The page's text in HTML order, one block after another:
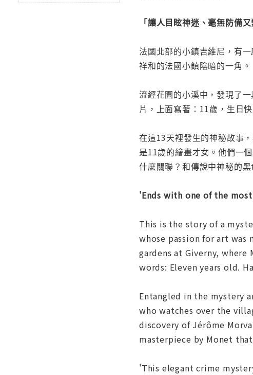
「讓人目眩神迷、毫無防備
法國北部的小鎮吉維尼，有
祥和的法國小鎮陰暗的一角。
流經花園的小溪中，發現了
片，上面寫著：11歲，生日快
在這13天裡發生的神秘故事
是11歲的繪畫才女。他們一
什麼關聯？和傳說中神秘的
'Ends with one of the
This is the story of a
whose passion for art
gardens at Giverny,
words: Eleven years old.
Entangled in the mystery
who watches over the
discovery of Jérôme
masterpiece by Monet
'This elegant crime